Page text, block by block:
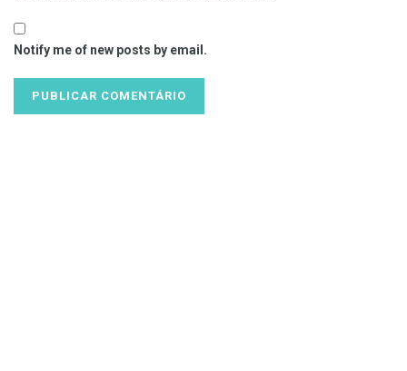
Notify me of new posts by email.